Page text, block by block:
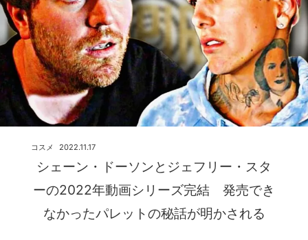
シェーン・ドーソンとジェフリー・スタ
ーの2022年動画シリーズ完結 発売でき
なかったパレットの秘話が明かされる
2022.11.17
コスメ